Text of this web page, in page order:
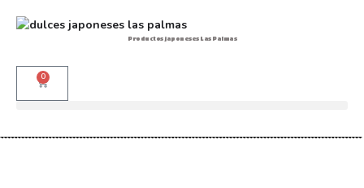
Productos japoneses Las Palmas
0